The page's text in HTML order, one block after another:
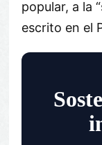
popular, a la
escrito en el